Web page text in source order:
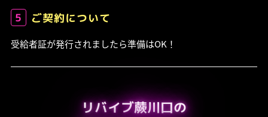
5 ご契約について
受給者証が発行されましたら準備はOK！
リバイブ蕨川口の